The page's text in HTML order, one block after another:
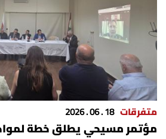
متفرقات 18 . 06 . 2026
مؤتمر مسيحي يطلق خطة